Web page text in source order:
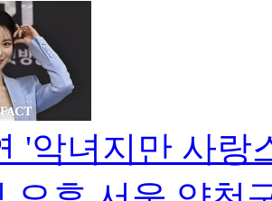
'악녀지만 사랑